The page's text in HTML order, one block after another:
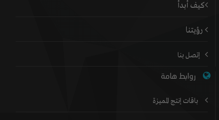
كيف أبدأ
رؤيتنا
إتصل بنا
روابط هامة
باقات إنتج المميزة